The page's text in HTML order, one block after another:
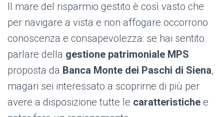
O
Il mare del risparmio gestito è così vasto che
per navigare a vista e non affogare occorrono
conoscenza e consapevolezza: se hai sentito
parlare della gestione patrimoniale MPS
proposta da Banca Monte dei Paschi di Siena,
magari sei interessato a scoprirne di più per
avere a disposizione tutte le caratteristiche e